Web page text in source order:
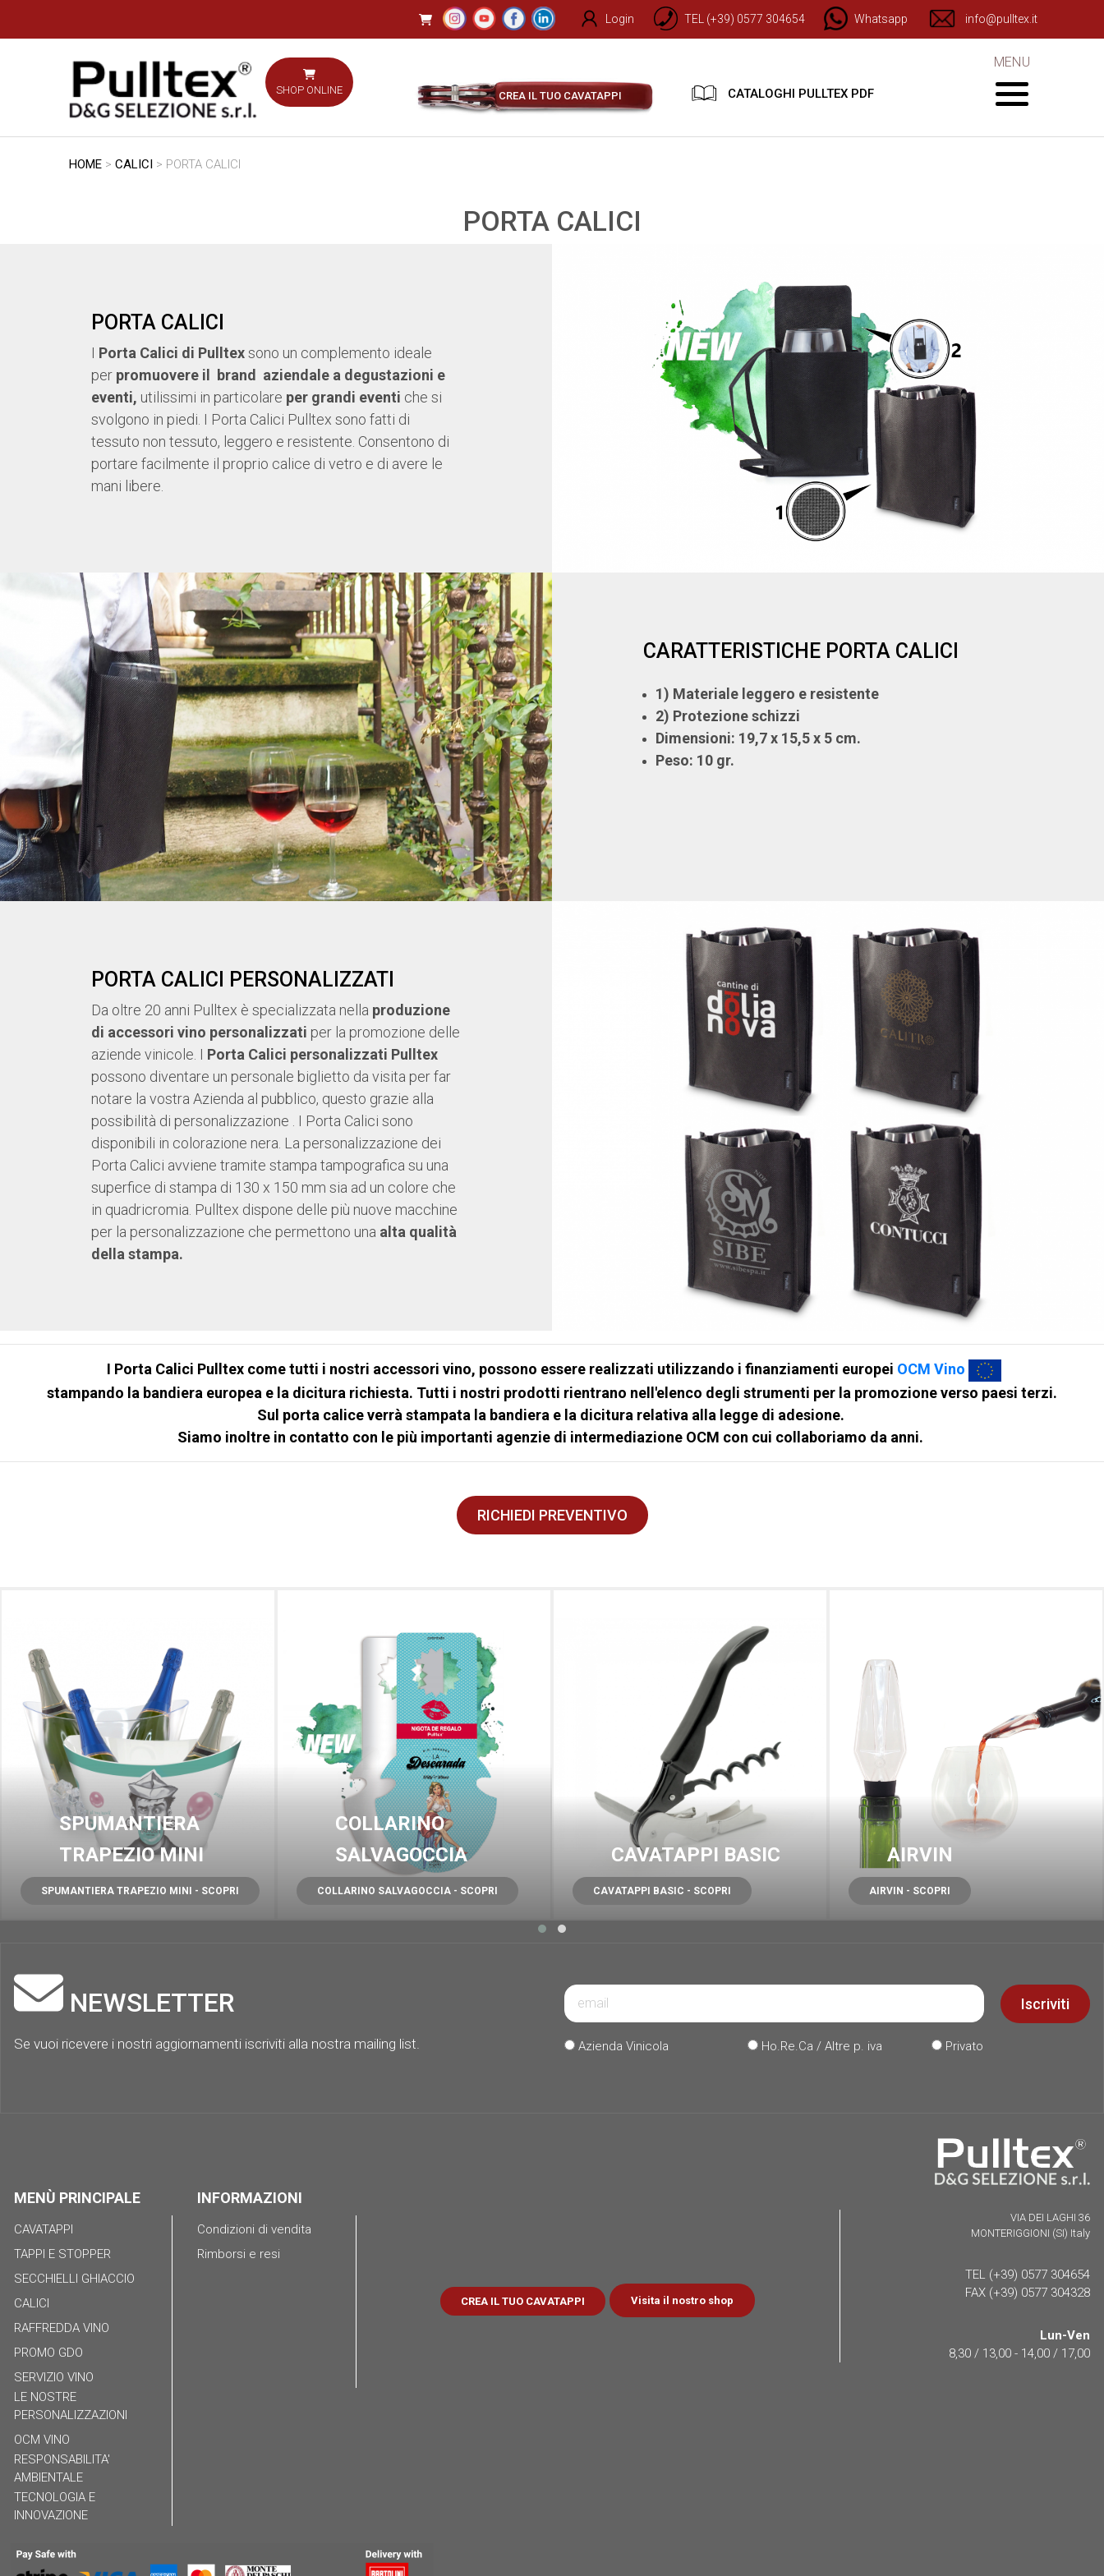
Login TEL (+39) 0577 304654 Whatsapp info@pulltex.it
CREA IL TUO CAVATAPPI
SHOP ONLINE CATALOGHI PULLTEX PDF
MENU
HOME > CALICI > PORTA CALICI
PORTA CALICI
PORTA CALICI
I Porta Calici di Pulltexsono un complemento ideale
per promuovere il brand aziendale a degustazioni e
eventi, utilissimi in particolare per grandi eventi che si
svolgono in piedi. I Porta Calici Pulltex sono fatti di
tessuto non tessuto, leggero e resistente. Consentono di
portare facilmente il proprio calice di vetro e di avere le
mani libere.
CARATTERISTICHE PORTA CALICI
1) Materiale leggero e resistente
2) Protezione schizzi
Dimensioni: 19,7 x 15,5 x 5 cm.
Peso: 10 gr.
PORTA CALICI PERSONALIZZATI
Da oltre 20 anni Pulltex è specializzata nella produzione
di accessori vino personalizzati per la promozione delle
aziende vinicole. I Porta Calici personalizzati Pulltex
possono diventare un personale biglietto da visita per far
notare la vostra Azienda al pubblico, questo grazie alla
possibilità di personalizzazione . I Porta Calici sono
disponibili in colorazione nera. La personalizzazione dei
Porta Calici avviene tramite stampa tampografica su una
superfice di stampa di 130 x 150 mm sia ad un colore che
in quadricromia. Pulltex dispone delle più nuove macchine
per la personalizzazione che permettono una alta qualità
della stampa.
I Porta Calici Pulltex come tutti i nostri accessori vino, possono essere realizzati utilizzando i finanziamenti europei OCM Vino
stampando la bandiera europea e la dicitura richiesta. Tutti i nostri prodotti rientrano nell'elenco degli strumenti per la promozione verso paesi terzi.
Sul porta calice verrà stampata la bandiera e la dicitura relativa alla legge di adesione.
Siamo inoltre in contatto con le più importanti agenzie di intermediazione OCM con cui collaboriamo da anni.
RICHIEDI PREVENTIVO
SPUMANTIERA
TRAPEZIO MINI
SPUMANTIERA TRAPEZIO MINI - SCOPRI
COLLARINO
SALVAGOCCIA
COLLARINO SALVAGOCCIA - SCOPRI
CAVATAPPI BASIC
CAVATAPPI BASIC - SCOPRI
AIRVIN
AIRVIN - SCOPRI
NEWSLETTER
Se vuoi ricevere i nostri aggiornamenti iscriviti alla nostra mailing list.
Iscriviti
Azienda Vinicola Ho.Re.Ca / Altre p. iva Privato
MENÙ PRINCIPALE
CAVATAPPI
TAPPI E STOPPER
SECCHIELLI GHIACCIO
CALICI
RAFFREDDA VINO
PROMO GDO
SERVIZIO VINO
LE NOSTRE
PERSONALIZZAZIONI
OCM VINO
RESPONSABILITA'
AMBIENTALE
TECNOLOGIA E
INNOVAZIONE
INFORMAZIONI
Condizioni di vendita
Rimborsi e resi
CREA IL TUO CAVATAPPI Visita il nostro shop
VIA DEI LAGHI 36
MONTERIGGIONI (SI) Italy
TEL (+39) 0577 304654
FAX (+39) 0577 304328
Lun-Ven
8,30 / 13,00 - 14,00 / 17,00